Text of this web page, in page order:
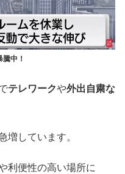
中！
テレワークや外出自粛な
増しています。
利便性の高い場所に